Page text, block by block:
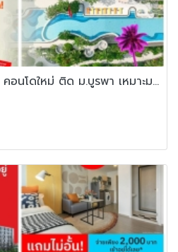
Kave Coco Bangsaen คอนโดใหม่ ติด ม.บูรพา เหมาะมากสำหรับนักศึกษา